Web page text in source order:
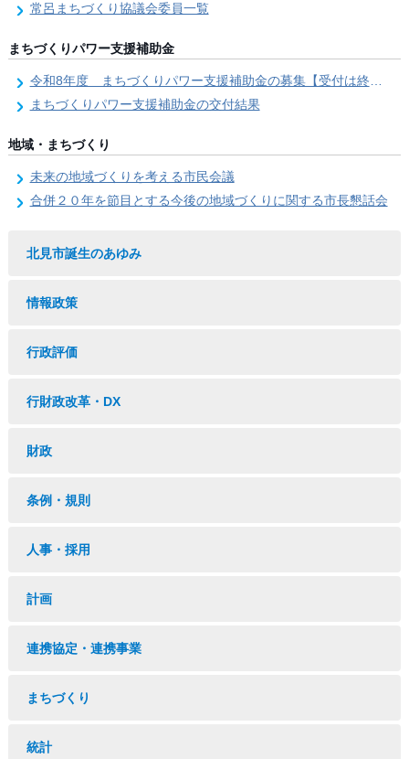
常呂まちづくり協議会委員一覧
まちづくりパワー支援補助金
令和8年度 まちづくりパワー支援補助金の募集【受付は終了しました。】
まちづくりパワー支援補助金の交付結果
地域・まちづくり
未来の地域づくりを考える市民会議
合併２０年を節目とする今後の地域づくりに関する市長懇話会
北見市誕生のあゆみ
情報政策
行政評価
行財政改革・DX
財政
条例・規則
人事・採用
計画
連携協定・連携事業
まちづくり
統計